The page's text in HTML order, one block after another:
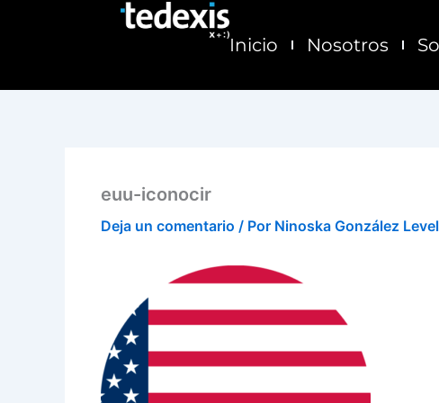
Inicio Nosotros
euu-iconocir
Deja un comentario / Por Ninoska González Level